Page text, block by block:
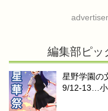
編集部ピッ
星野学園の
9/12-13…小